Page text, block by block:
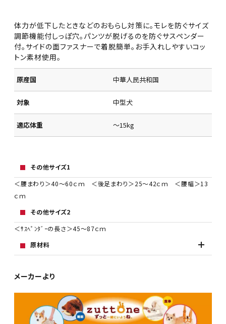
体力が低下したときなどのおもらし対策に。モレを防ぐサイズ
調節機能付しっぽ穴。パンツが脱げるのを防ぐサスペンダー
付。サイドの面ファスナーで着脱簡単。お手入れしやすいコッ
トン素材使用。
原産国 中華人民共和国
対象 中型犬
適応体重 ～15kg
その他サイズ1
＜腰まわり＞40～60ｃｍ ＜後足まわり＞25～42ｃｍ ＜腰幅＞13
ｃｍ
その他サイズ2
＜ｻｽﾍﾟﾝﾀﾞｰの長さ＞45～87ｃｍ
原材料
メーカーより